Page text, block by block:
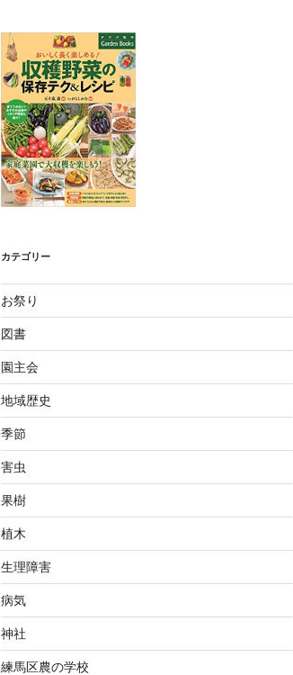
カテゴリー
お祭り
図書
園主会
地域歴史
季節
害虫
果樹
植木
生理障害
病気
神社
練馬区農の学校